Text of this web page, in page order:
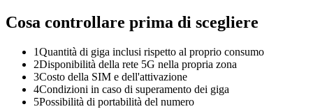
Cosa controllare prima di scegliere
1Quantità di giga inclusi rispetto al proprio consumo
2Disponibilità della rete 5G nella propria zona
3Costo della SIM e dell'attivazione
4Condizioni in caso di superamento dei giga
5Possibilità di portabilità del numero